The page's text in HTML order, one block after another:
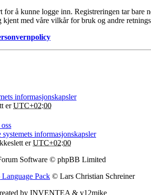
å kunne logge inn. Registreringen tar bare
kjent med våre vilkår for bruk og andre
informasjonskapsler
erUTC+02:00
systemets informasjonskapsler
erUTC+02:00
Software © phpBB Limited
Pack © Lars Christian Schreiner
by INVENTEA & v12mike